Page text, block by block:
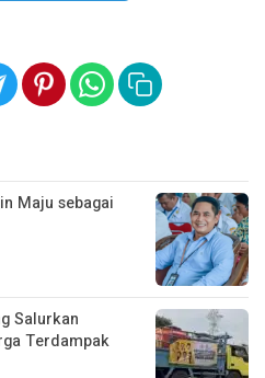
Maju sebagai
Salurkan
Terdampak